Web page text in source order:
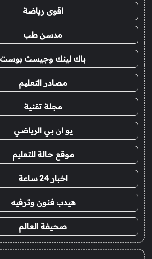
اقوى رياضة
مدسن طب
باك لينك وجيست بوست
مصادر التعليم
مجلة تقنية
يو ان بي الرياضي
موقع حالة للتعليم
اخبار 24 ساعة
هيدب فنون وترفيه
صحيفة العالم